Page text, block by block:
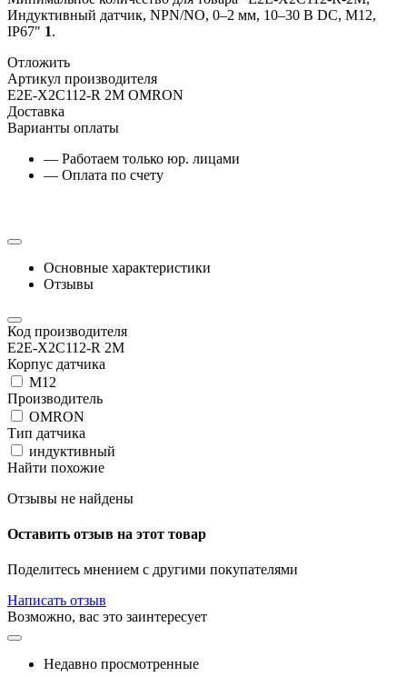
Индуктивный датчик, NPN/NO, 0–2 мм, 10–30 В DC, М12,
IP67" 1.
Отложить
Артикул производителя
E2E-X2C112-R 2M OMRON
Доставка
Варианты оплаты
— Работаем только юр. лицами
— Оплата по счету
Основные характеристики
Отзывы
Код производителя
E2E-X2C112-R 2M
Корпус датчика
М12
Производитель
OMRON
Тип датчика
индуктивный
Найти похожие
Отзывы не найдены
Оставить отзыв на этот товар
Поделитесь мнением с другими покупателями
Написать отзыв
Возможно, вас это заинтересует
Недавно просмотренные